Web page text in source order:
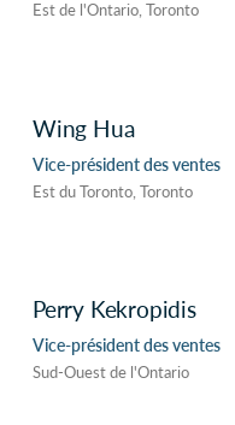
Est de l'Ontario, Toronto
Wing Hua
Vice-président des ventes
Est du Toronto, Toronto
Perry Kekropidis
Vice-président des ventes
Sud-Ouest de l'Ontario